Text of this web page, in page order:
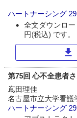
ハートナーシング
全文ダウンロ
円(税込) です。
download
第75回 心不全患者
嶌田理佳
名古屋市立大学看護
ハートナーシング